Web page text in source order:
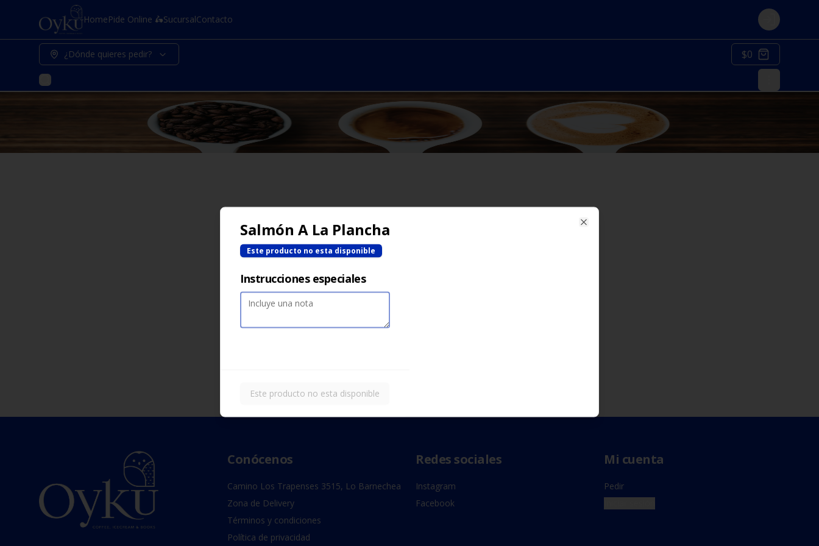
HomePide Online 🛵SucursalContacto Login
¿Dónde quieres pedir? $0
Conócenos
Camino Los Trapenses 3515, Lo Barnechea
Zona de Delivery
Términos y condiciones
Política de privacidad
Redes sociales
Instagram
Facebook
Mi cuenta
Pedir
Salmón A La Plancha
Este producto no esta disponible
Instrucciones especiales
Este producto no esta disponible